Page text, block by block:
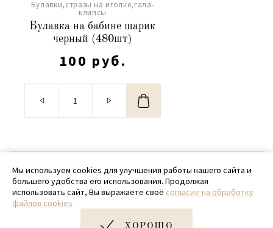
Булавки,стразы на иголке,гала-
клипсы
Булавка на бабине шарик
черный (480шт)
100 руб.
© 2020 - 2026 SamPack
+ 7 (918) 699-97-87
zakaz@sampack.store
Мы используем cookies для улучшения работы нашего сайта и
большего удобства его использования. Продолжая
использовать сайт, Вы выражаете своё согласие на обработку
файлов cookies